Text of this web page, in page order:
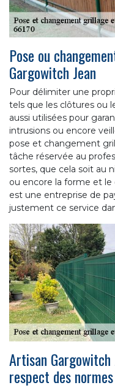
Pose ou
Gargowitch Jean
Pour délimiter une
tels que les clôtures ou
aussi utilisées pour
intrusions ou encore
pose et changement
tâche réservée au
sortes, que cela soit au
ou encore la forme et le
est une entreprise de
justement ce service
Artisan
respect des normes